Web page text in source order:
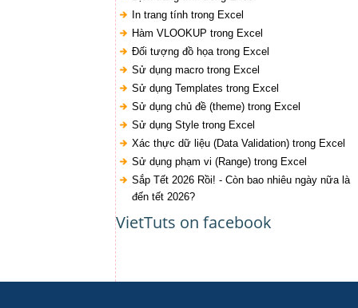
In trang tính trong Excel
Hàm VLOOKUP trong Excel
Đối tượng đồ họa trong Excel
Sử dụng macro trong Excel
Sử dụng Templates trong Excel
Sử dụng chủ đề (theme) trong Excel
Sử dụng Style trong Excel
Xác thực dữ liệu (Data Validation) trong Excel
Sử dụng phạm vi (Range) trong Excel
Sắp Tết 2026 Rồi! - Còn bao nhiêu ngày nữa là
đến tết 2026?
VietTuts on facebook